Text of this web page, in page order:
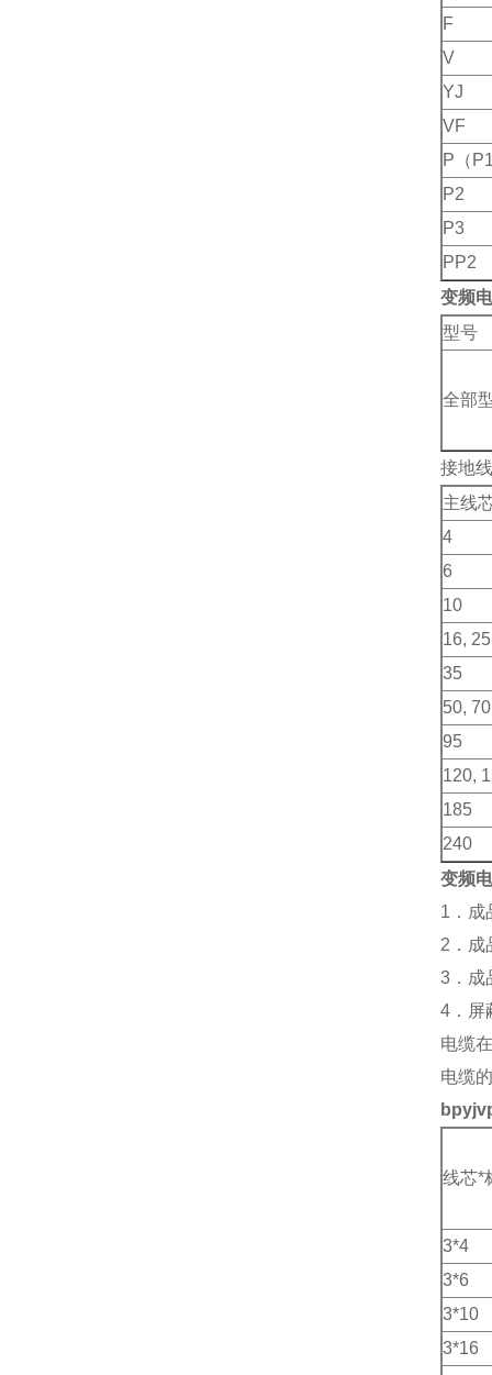
F
V
YJ
VF
P（
P2
P3
PP2
变频
型号
全部
接地
主线
4
6
10
16, 25
35
50, 70
95
120,
185
240
变频
1．成
2．成
3．成
4．屏
电缆
电缆
线芯*
3*4
3*6
3*10
3*16